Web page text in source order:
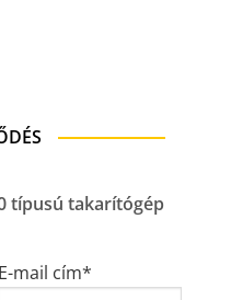
típusú takarítógép
E-mail cím*